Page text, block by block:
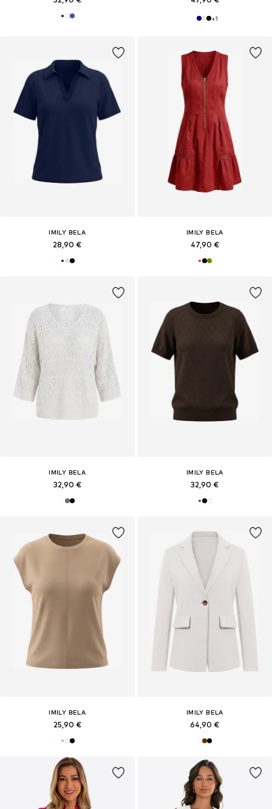
+1
IMILY BELA
28,90 €
IMILY BELA
47,90 €
IMILY BELA
32,90 €
IMILY BELA
32,90 €
IMILY BELA
25,90 €
IMILY BELA
64,90 €